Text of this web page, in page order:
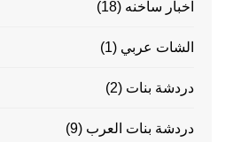
اخبار ساخنه (18)
الشات عربي (1)
دردشة بنات (2)
دردشة بنات العرب (9)